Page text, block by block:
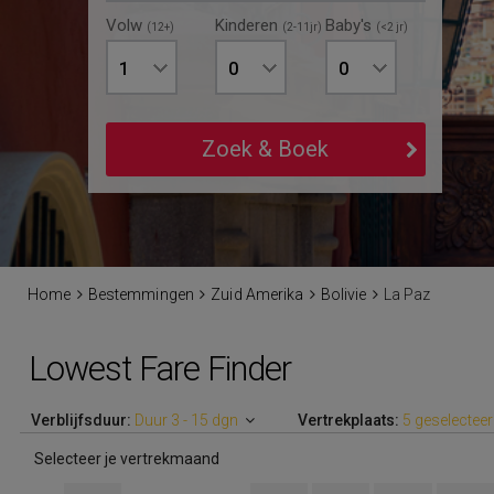
Volw (12+)
1
Kinderen (2-11jr)
0
Baby's (<2 jr)
0
Zoek & Boek
Home Bestemmingen Zuid Amerika Bolivie La Paz
Lowest Fare Finder
Verblijfsduur: Duur 3 - 15 dgn Vertrekplaats: 5
Selecteer je vertrekmaand